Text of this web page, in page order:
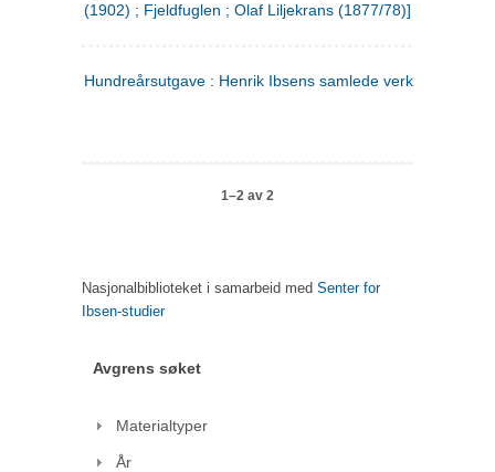
(1902) ; Fjeldfuglen ; Olaf Liljekrans (1877/78)]
Hundreårsutgave : Henrik Ibsens samlede verker. 3
1–2 av 2
Nasjonalbiblioteket i samarbeid med Senter for
Ibsen-studier
Avgrens søket
Materialtyper
År